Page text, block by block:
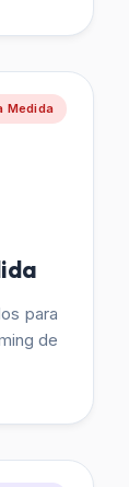
Medida
para
de